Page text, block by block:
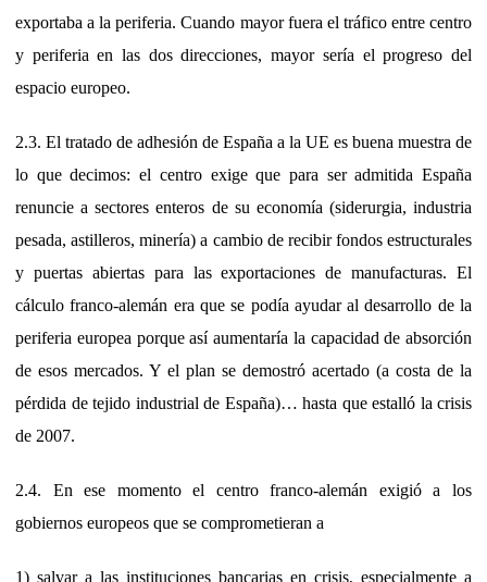
exportaba a la periferia. Cuando mayor fuera el tráfico entre centro
y periferia en las dos direcciones, mayor sería el progreso del
espacio europeo.
2.3. El tratado de adhesión de España a la UE es buena muestra de
lo que decimos: el centro exige que para ser admitida España
renuncie a sectores enteros de su economía (siderurgia, industria
pesada, astilleros, minería) a cambio de recibir fondos estructurales
y puertas abiertas para las exportaciones de manufacturas. El
cálculo franco-alemán era que se podía ayudar al desarrollo de la
periferia europea porque así aumentaría la capacidad de absorción
de esos mercados. Y el plan se demostró acertado (a costa de la
pérdida de tejido industrial de España)… hasta que estalló la crisis
de 2007.
2.4. En ese momento el centro franco-alemán exigió a los
gobiernos europeos que se comprometieran a
1) salvar a las instituciones bancarias en crisis, especialmente a